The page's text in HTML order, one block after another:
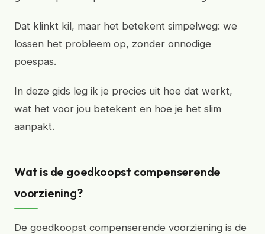
Dat klinkt kil, maar het betekent simpelweg: we
lossen het probleem op, zonder onnodige
poespas.
In deze gids leg ik je precies uit hoe dat werkt,
wat het voor jou betekent en hoe je het slim
aanpakt.
Wat is de goedkoopst compenserende
voorziening?
De goedkoopst compenserende voorziening is de